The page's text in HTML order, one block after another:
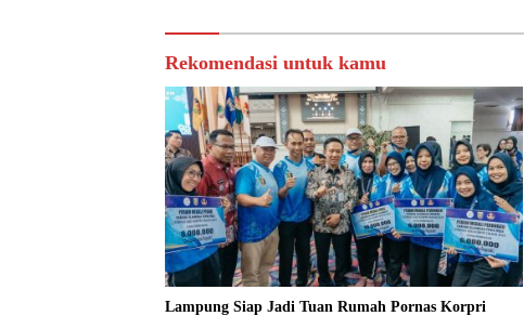
Rekomendasi untuk kamu
Lampung Siap Jadi Tuan Rumah Pornas Korpri